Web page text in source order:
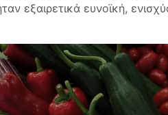
εξαιρετικά ευνοϊκή,